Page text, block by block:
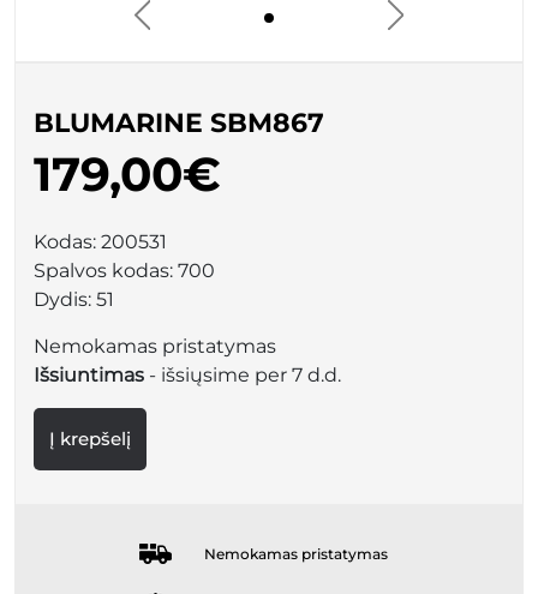
BLUMARINE SBM867
179,00€
Kodas: 200531
Spalvos kodas: 700
Dydis: 51
Nemokamas pristatymas
Išsiuntimas - išsiųsime per 7 d.d.
Į krepšelį
Nemokamas pristatymas